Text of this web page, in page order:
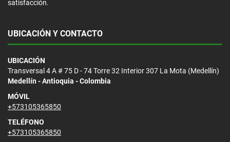
satisfacción.
UBICACIÓN Y CONTACTO
UBICACIÓN
Transversal 4 A # 75 D - 74 Torre 32 Interior 307 La Mota (Medellín)
Medellín - Antioquia - Colombia
MÓVIL
+573105365850
TELÉFONO
+573105365850